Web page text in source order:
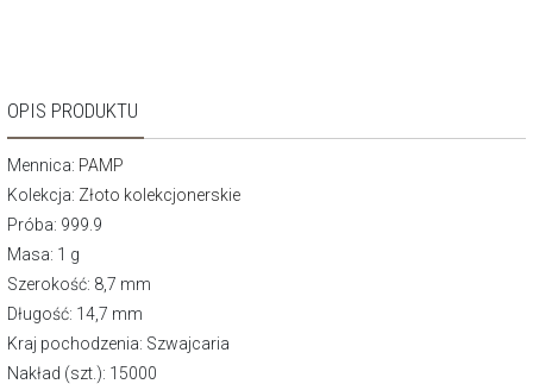
OPIS PRODUKTU
Mennica: PAMP
Kolekcja: Złoto kolekcjonerskie
Próba: 999.9
Masa: 1 g
Szerokość: 8,7 mm
Długość: 14,7 mm
Kraj pochodzenia: Szwajcaria
Nakład (szt.): 15000